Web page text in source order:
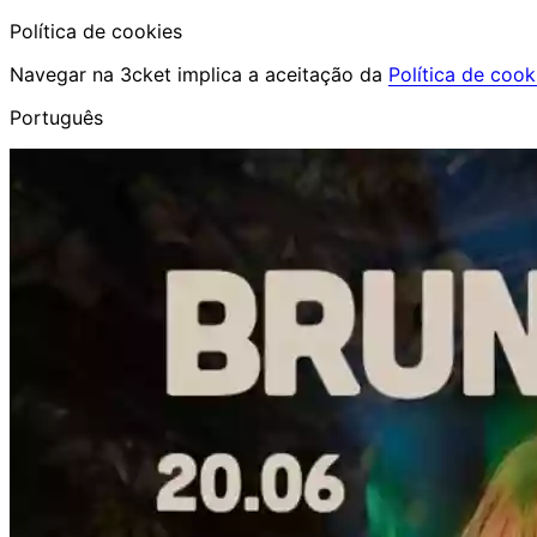
Política de cookies
Navegar na 3cket implica a aceitação da Política de
Português